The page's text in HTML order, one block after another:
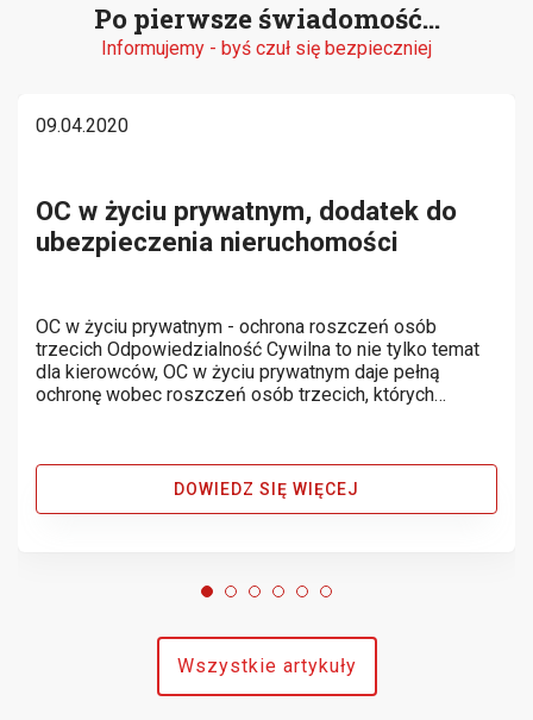
Po pierwsze świadomość...
Informujemy - byś czuł się bezpieczniej
09.04.2020
OC w życiu prywatnym, dodatek do
ubezpieczenia nieruchomości
OC w życiu prywatnym - ochrona roszczeń osób
trzecich Odpowiedzialność Cywilna to nie tylko temat
dla kierowców, OC w życiu prywatnym daje pełną
ochronę wobec roszczeń osób trzecich, których
DOWIEDZ SIĘ WIĘCEJ
Wszystkie artykuły